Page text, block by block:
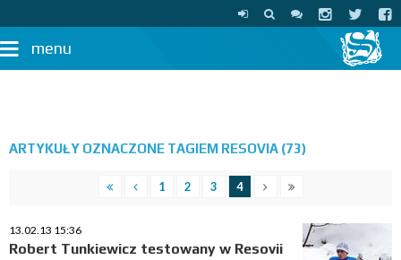
menu
ARTYKUŁY OZNACZONE TAGIEM RESOVIA (73)
1 2 3 4
13.02.13 15:36
Robert Tunkiewicz testowany w Resovii